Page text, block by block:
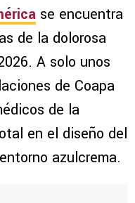
se encuentra
de la dolorosa
A solo unos
de Coapa
de la
en el diseño del
azulcrema.